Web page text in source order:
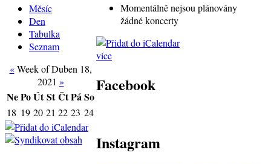
Měsíc
Den
Tabulka
Seznam
«Week of Duben 18,
2021 »
NePoÚt St ČtPáSo
18 19 20 21 22 23 24
Momentálně nejsou plánovány
žádné koncerty
více
Facebook
Instagram